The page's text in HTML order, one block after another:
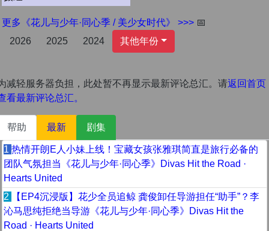
更多《花儿与少年·同心季 / 美少女时代》 >>> 📅
2026
2025 2024 其他年份
减轻服务器负担，此处暂不再显示最新评论总汇。请返回首页
看最新评论总汇。
帮助 最新 剧集
1 热情开朗E人小妹上线！宝藏女孩张雅琪简直是旅行必备的
团队气氛担当《花儿与少年·同心季》Divas Hit the Road ·
Hearts United
2
【EP4沉浸版】花少全员追鲸 龚俊卸任导游担任“助手”？李
沁马思纯拒绝当导游《花儿与少年·同心季》Divas Hit the
Road · Hearts United